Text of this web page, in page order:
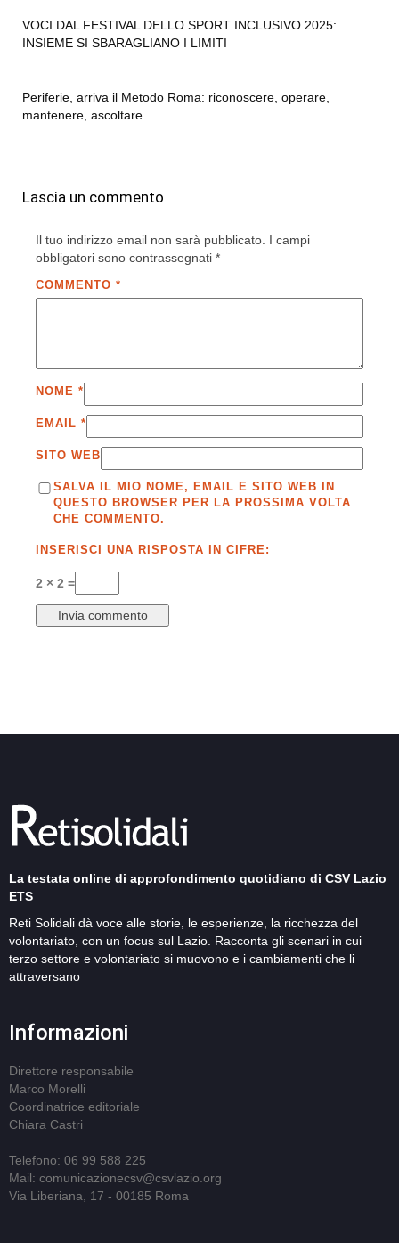
VOCI DAL FESTIVAL DELLO SPORT INCLUSIVO 2025:
INSIEME SI SBARAGLIANO I LIMITI
Periferie, arriva il Metodo Roma: riconoscere, operare,
mantenere, ascoltare
Lascia un commento
Il tuo indirizzo email non sarà pubblicato. I campi
obbligatori sono contrassegnati *
COMMENTO *
NOME *
EMAIL *
SITO WEB
SALVA IL MIO NOME, EMAIL E SITO WEB IN
QUESTO BROWSER PER LA PROSSIMA VOLTA
CHE COMMENTO.
INSERISCI UNA RISPOSTA IN CIFRE:
2 × 2 =
La testata online di approfondimento quotidiano di CSV Lazio
ETS
Reti Solidali dà voce alle storie, le esperienze, la ricchezza del
volontariato, con un focus sul Lazio. Racconta gli scenari in cui
terzo settore e volontariato si muovono e i cambiamenti che li
attraversano
Informazioni
Direttore responsabile
Marco Morelli
Coordinatrice editoriale
Chiara Castri
Telefono: 06 99 588 225
Mail: comunicazionecsv@csvlazio.org
Via Liberiana, 17 - 00185 Roma